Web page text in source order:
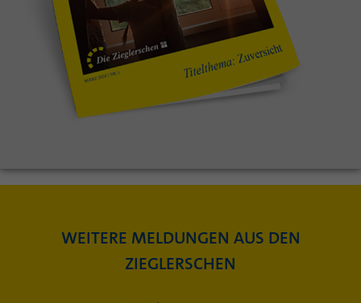
WEITERE MELDUNGEN AUS DEN
ZIEGLERSCHEN